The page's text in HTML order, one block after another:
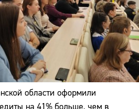
области оформили